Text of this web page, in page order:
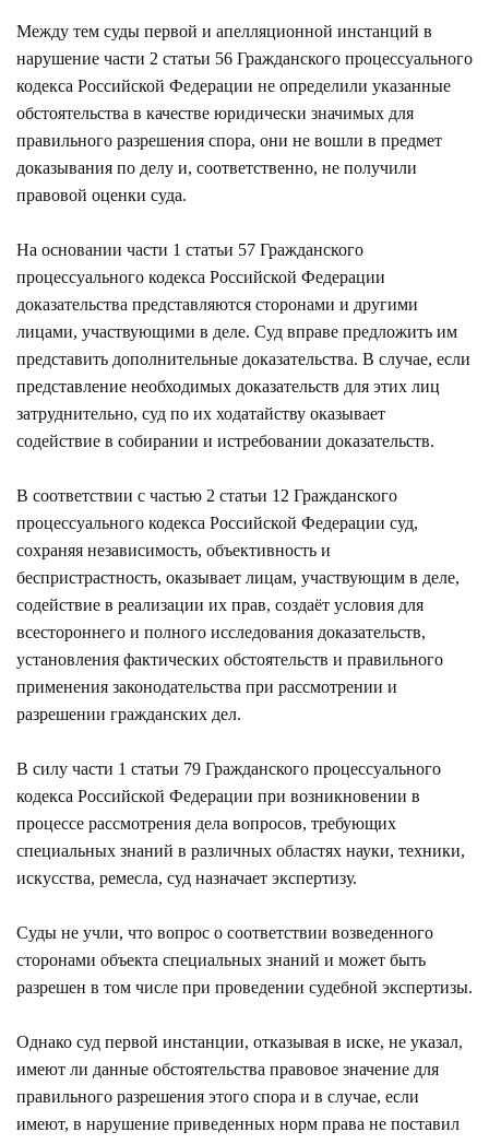
Между тем суды первой и апелляционной инстанций в
нарушение части 2 статьи 56 Гражданского процессуального
кодекса Российской Федерации не определили указанные
обстоятельства в качестве юридически значимых для
правильного разрешения спора, они не вошли в предмет
доказывания по делу и, соответственно, не получили
правовой оценки суда.
На основании части 1 статьи 57 Гражданского
процессуального кодекса Российской Федерации
доказательства представляются сторонами и другими
лицами, участвующими в деле. Суд вправе предложить им
представить дополнительные доказательства. В случае, если
представление необходимых доказательств для этих лиц
затруднительно, суд по их ходатайству оказывает
содействие в собирании и истребовании доказательств.
В соответствии с частью 2 статьи 12 Гражданского
процессуального кодекса Российской Федерации суд,
сохраняя независимость, объективность и
беспристрастность, оказывает лицам, участвующим в деле,
содействие в реализации их прав, создаёт условия для
всестороннего и полного исследования доказательств,
установления фактических обстоятельств и правильного
применения законодательства при рассмотрении и
разрешении гражданских дел.
В силу части 1 статьи 79 Гражданского процессуального
кодекса Российской Федерации при возникновении в
процессе рассмотрения дела вопросов, требующих
специальных знаний в различных областях науки, техники,
искусства, ремесла, суд назначает экспертизу.
Суды не учли, что вопрос о соответствии возведенного
сторонами объекта специальных знаний и может быть
разрешен в том числе при проведении судебной экспертизы.
Однако суд первой инстанции, отказывая в иске, не указал,
имеют ли данные обстоятельства правовое значение для
правильного разрешения этого спора и в случае, если
имеют, в нарушение приведенных норм права не поставил